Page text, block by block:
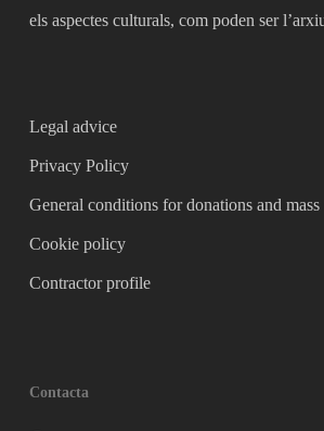
els aspectes culturals, com poden ser
Legal advice
Privacy Policy
General conditions for donations and mass
Cookie policy
Contractor profile
Contacta